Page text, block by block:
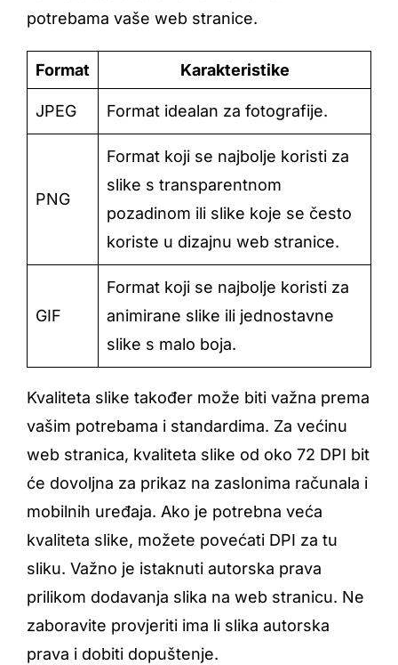
potrebama vaše web stranice.
Format Karakteristike
JPEG Format idealan za fotografije.
PNG
Format koji se najbolje koristi za
slike s transparentnom
pozadinom ili slike koje se često
koriste u dizajnu web stranice.
GIF
Format koji se najbolje koristi za
animirane slike ili jednostavne
slike s malo boja.
Kvaliteta slike također može biti važna prema
vašim potrebama i standardima. Za većinu
web stranica, kvaliteta slike od oko 72 DPI bit
će dovoljna za prikaz na zaslonima računala i
mobilnih uređaja. Ako je potrebna veća
kvaliteta slike, možete povećati DPI za tu
sliku. Važno je istaknuti autorska prava
prilikom dodavanja slika na web stranicu. Ne
zaboravite provjeriti ima li slika autorska
prava i dobiti dopuštenje.